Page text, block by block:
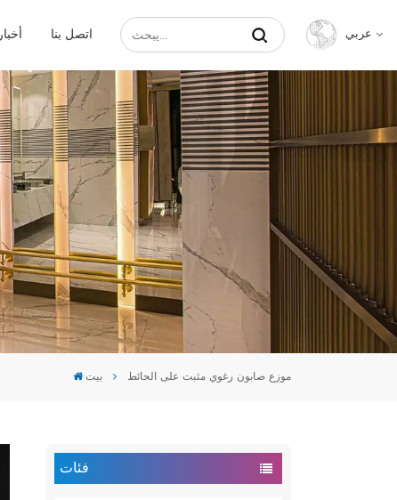
اتصل بنا عربي
Français
Español
عربي
بيت موزع صابون رغوي مثبت على الحائط
فئات